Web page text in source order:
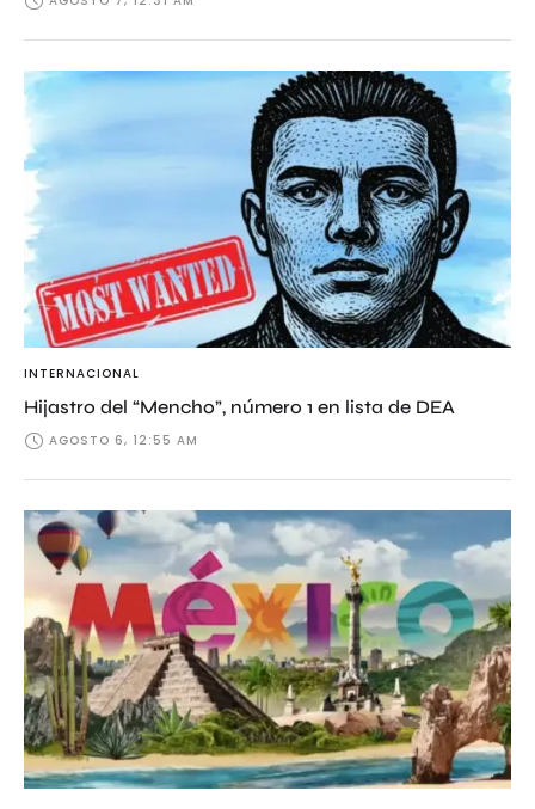
INTERNACIONAL
Hijastro del “Mencho”, número 1 en lista de DEA
AGOSTO 6, 12:55 AM